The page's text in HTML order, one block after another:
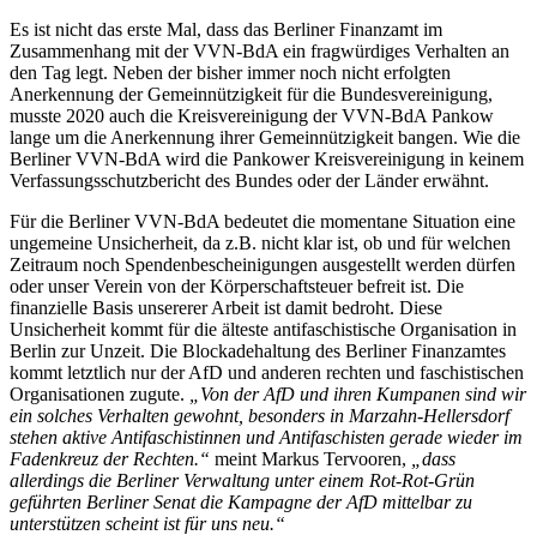
Es ist nicht das erste Mal, dass das Berliner Finanzamt im
Zusammenhang mit der VVN-BdA ein fragwürdiges Verhalten an
den Tag legt. Neben der bisher immer noch nicht erfolgten
Anerkennung der Gemeinnützigkeit für die Bundesvereinigung,
musste 2020 auch die Kreisvereinigung der VVN-BdA Pankow
lange um die Anerkennung ihrer Gemeinnützigkeit bangen. Wie die
Berliner VVN-BdA wird die Pankower Kreisvereinigung in keinem
Verfassungsschutzbericht des Bundes oder der Länder erwähnt.
Für die Berliner VVN-BdA bedeutet die momentane Situation eine
ungemeine Unsicherheit, da z.B. nicht klar ist, ob und für welchen
Zeitraum noch Spendenbescheinigungen ausgestellt werden dürfen
oder unser Verein von der Körperschaftsteuer befreit ist. Die
finanzielle Basis unsererer Arbeit ist damit bedroht. Diese
Unsicherheit kommt für die älteste antifaschistische Organisation in
Berlin zur Unzeit. Die Blockadehaltung des Berliner Finanzamtes
kommt letztlich nur der AfD und anderen rechten und faschistischen
Organisationen zugute.
„Von der AfD und ihren Kumpanen sind wir
ein solches Verhalten gewohnt, besonders in Marzahn-Hellersdorf
stehen aktive Antifaschistinnen und Antifaschisten gerade wieder im
Fadenkreuz der Rechten.“ meint Markus Tervooren,
„dass
allerdings die Berliner Verwaltung unter einem Rot-Rot-Grün
geführten Berliner Senat die Kampagne der AfD mittelbar zu
unterstützen scheint ist für uns neu.“